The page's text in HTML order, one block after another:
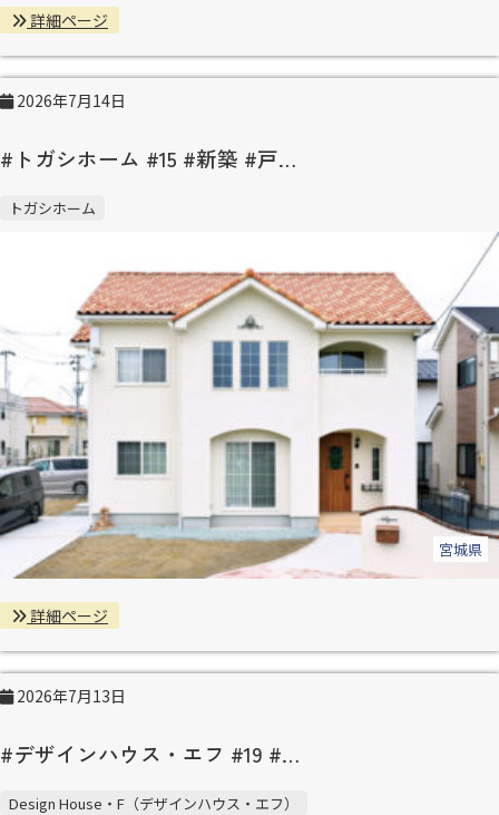
詳細ページ
2026年7月14日
#トガシホーム #15 #新築 #戸…
トガシホーム
宮城県
詳細ページ
2026年7月13日
#デザインハウス・エフ #19 #…
Design House・F（デザインハウス・エフ）